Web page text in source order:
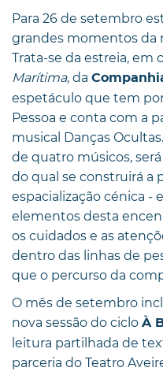
Para 26 de setembro
grandes momentos da
Trata-se da estreia, em
Marítima, da
espetáculo que tem
Pessoa e conta com a
musical Danças
de quatro músicos,
do qual se construirá a
espacialização cénica -
elementos desta
os cuidados e as
dentro das linhas de
que o percurso da
O mês de setembro
nova sessão do ciclo À
leitura partilhada de
parceria do Teatro